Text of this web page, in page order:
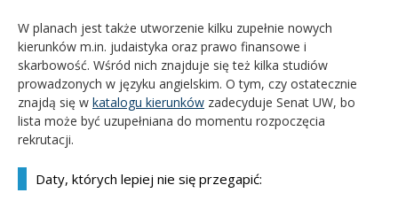
W planach jest także utworzenie kilku zupełnie nowych
kierunków m.in. judaistyka oraz prawo finansowe i
skarbowość. Wśród nich znajduje się też kilka studiów
prowadzonych w języku angielskim. O tym, czy ostatecznie
znajdą się w katalogu kierunków zadecyduje Senat UW, bo
lista może być uzupełniana do momentu rozpoczęcia
rekrutacji.
Daty, których lepiej nie się przegapić: